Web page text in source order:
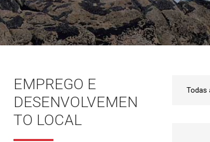
EMPREGO E
DESENVOLVEMEN
TO LOCAL